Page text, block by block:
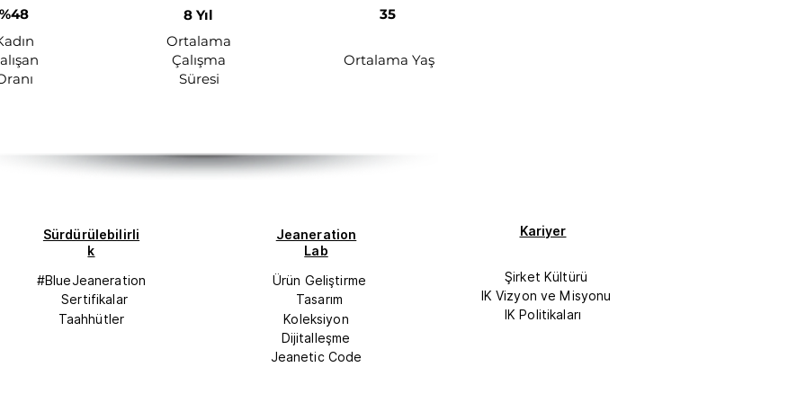
%48
8 Yıl
Ortalama
Çalışma
Süresi
35
Ortalama Yaş
Sürdürülebilirli
k
#BlueJeaneration
Sertifikalar
Taahhütler
Jeaneration
Lab
Ürün Geliştirme
Tasarım
Koleksiyon
Kariyer
Şirket Kültürü
IK Vizyon ve Misyonu
IK Politikaları
Dijitalleşme
Jeanetic Code